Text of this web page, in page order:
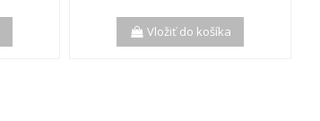
Vložiť do košíka